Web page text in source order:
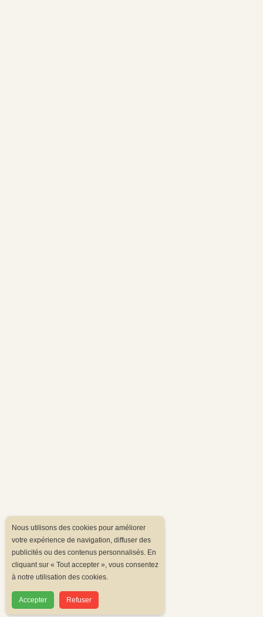
Nous utilisons des cookies pour améliorer
votre expérience de navigation, diffuser des
publicités ou des contenus personnalisés. En
cliquant sur « Tout accepter », vous consentez
à notre utilisation des cookies.
Accepter Refuser